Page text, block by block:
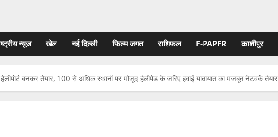
न्यूज खेल नई दिल्ली फिल्‍म जगत राशिफल E-PAPER काशीपुर
बनकर तैयार, 100 से अधिक स्थानों पर मौजूद हैलीपैड के जरिए हवाई यातायात का मजबूत नेटवर्क तैयार